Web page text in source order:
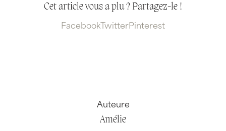
Cet article vous a plu ? Partagez-le !
Facebook TwitterPinterest
Auteure
Amélie